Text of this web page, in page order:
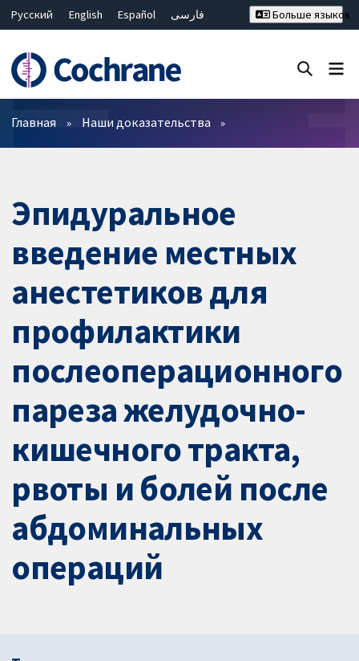
Русский English Español
فارسی
Bahasa Malaysia
ไทย
繁體中文
简体中文
Больше языков
Фильтры
Главная Наши доказательства
Эпидуральное
введение местных
анестетиков для
профилактики
послеоперационного
пареза желудочно-
кишечного тракта,
рвоты и болей после
абдоминальных
операций